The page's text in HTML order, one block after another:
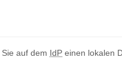
auf dem IdP einen lokalen